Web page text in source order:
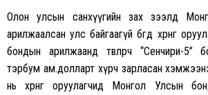
Олон улсын санхүүгийн зах зээлд
арилжаалсан улс байгаагүй бөгөөд хөрөнгө
бондын арилжаанд төвлөрч “Сенчири-5”
тэрбум ам.долларт хүрч зарласан
нь хөрөнгө оруулагчид Монгол Улсын